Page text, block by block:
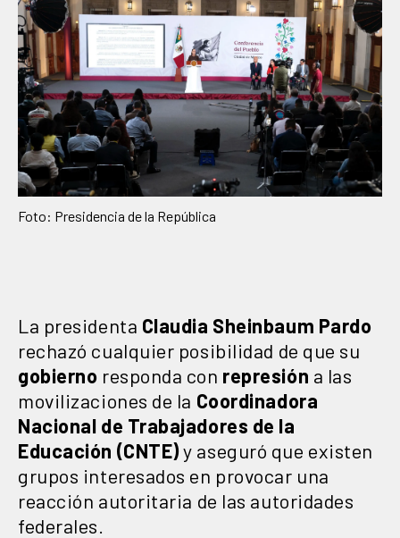
Foto: Presidencia de la República
La presidenta Claudia Sheinbaum Pardo
rechazó cualquier posibilidad de que su
gobierno responda con represión a las
movilizaciones de la Coordinadora
Nacional de Trabajadores de la
Educación (CNTE)y aseguró que existen
grupos interesados en provocar una
reacción autoritaria de las autoridades
federales.